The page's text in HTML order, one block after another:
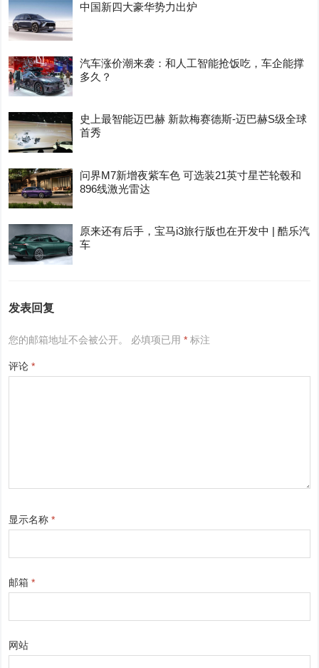
中国新四大豪华势力出炉
汽车涨价潮来袭：和人工智能抢饭吃，车企能撑
多久？
史上最智能迈巴赫 新款梅赛德斯-迈巴赫S级全球
首秀
问界M7新增夜紫车色 可选装21英寸星芒轮毂和
896线激光雷达
原来还有后手，宝马i3旅行版也在开发中 | 酷乐汽
车
发表回复
您的邮箱地址不会被公开。 必填项已用* 标注
评论*
显示名称*
邮箱*
网站